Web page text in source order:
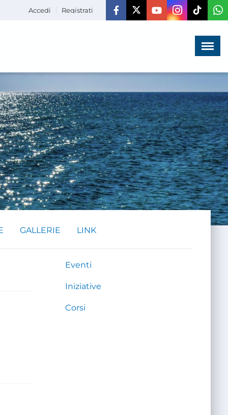
Accedi Registrati
GALLERIE LINK
Eventi
Iniziative
Corsi
Menù ×
LA VITA
DELL'ASSOCIAZIONE
COMUNICAZIONE,
PROGETTI ED EDITORIA
AMMINISTRAZIONE
TRASPARENTE